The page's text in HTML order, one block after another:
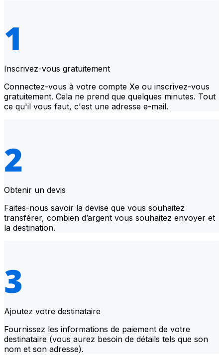
Inscrivez-vous gratuitement
Connectez-vous à votre compte Xe ou inscrivez-vous
gratuitement. Cela ne prend que quelques minutes. Tout
ce qu'il vous faut, c'est une adresse e-mail.
Obtenir un devis
Faites-nous savoir la devise que vous souhaitez
transférer, combien d’argent vous souhaitez envoyer et
la destination.
Ajoutez votre destinataire
Fournissez les informations de paiement de votre
destinataire (vous aurez besoin de détails tels que son
nom et son adresse).